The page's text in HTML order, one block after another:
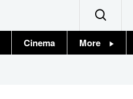
Cinema More